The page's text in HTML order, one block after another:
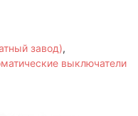
завод),
выключатели